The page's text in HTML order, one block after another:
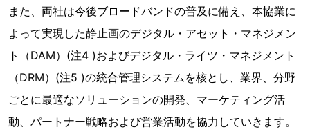
また、両社は今後ブロードバンドの普及に備え、本協業に
よって実現した静止画のデジタル・アセット・マネジメン
ト（DAM）(注4 )およびデジタル・ライツ・マネジメント
（DRM）(注5 )の統合管理システムを核とし、業界、分野
ごとに最適なソリューションの開発、マーケティング活
動、パートナー戦略および営業活動を協力していきます。